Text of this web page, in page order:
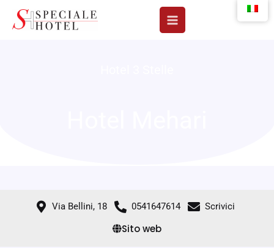
Via Bellini, 18 0541647614 Scrivici
Sito web